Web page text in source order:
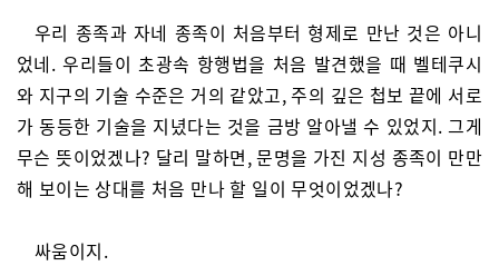
우리 종족과 자네 종족이 처음부터 형제로 만난 것은 아니
었네. 우리들이 초광속 항행법을 처음 발견했을 때 벨테쿠시
와 지구의 기술 수준은 거의 같았고, 주의 깊은 첩보 끝에 서로
가 동등한 기술을 지녔다는 것을 금방 알아낼 수 있었지. 그게
무슨 뜻이었겠나? 달리 말하면, 문명을 가진 지성 종족이 만만
해 보이는 상대를 처음 만나 할 일이 무엇이었겠나?
싸움이지.